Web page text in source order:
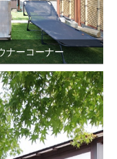
ナーコーナー